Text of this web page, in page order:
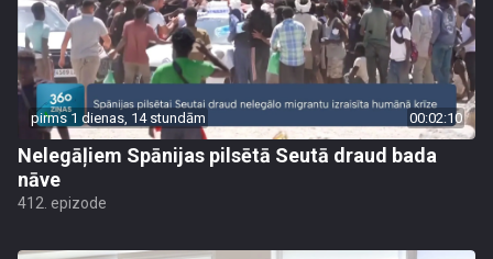
pirms 1 dienas, 14 stundām 00:02:10
Nelegāļiem Spānijas pilsētā Seutā draud bada
nāve
412. epizode